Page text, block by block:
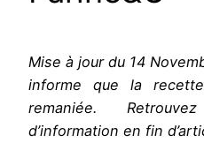
Mise à jour du 14
informe que la
remaniée.
d’information en fin